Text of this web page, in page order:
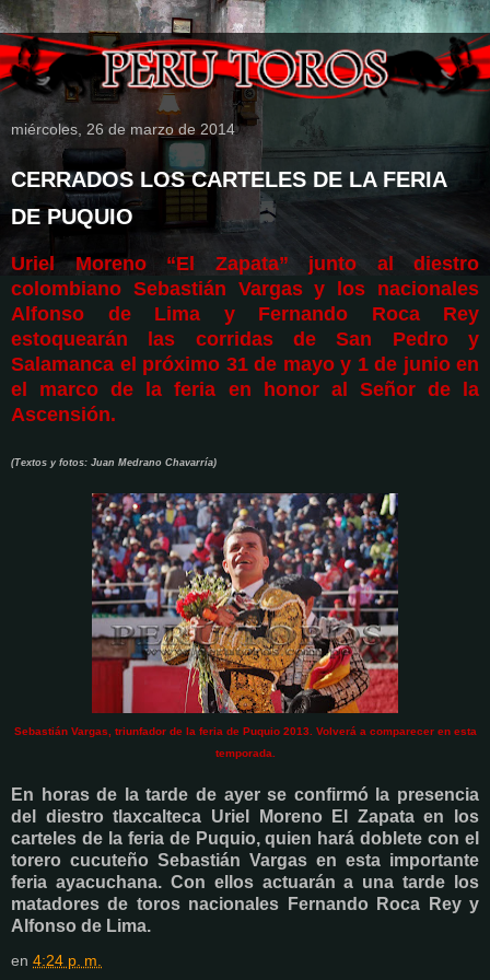
miércoles, 26 de marzo de 2014
CERRADOS LOS CARTELES DE LA FERIA
DE PUQUIO
Uriel Moreno “El Zapata” junto al diestro
colombiano Sebastián Vargas y los nacionales
Alfonso de Lima y Fernando Roca Rey
estoquearán las corridas de San Pedro y
Salamanca el próximo 31 de mayo y 1 de junio en
el marco de la feria en honor al Señor de la
Ascensión.
(Textos y fotos: Juan Medrano Chavarría)
Sebastián Vargas, triunfador de la feria de Puquio 2013. Volverá a comparecer en esta
temporada.
En horas de la tarde de ayer se confirmó la presencia
del diestro tlaxcalteca Uriel Moreno El Zapata en los
carteles de la feria de Puquio, quien hará doblete con el
torero cucuteño Sebastián Vargas en esta importante
feria ayacuchana. Con ellos actuarán a una tarde los
matadores de toros nacionales Fernando Roca Rey y
Alfonso de Lima.
en 4:24 p. m.